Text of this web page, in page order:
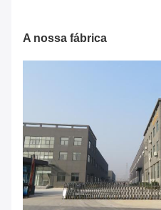
A nossa fábrica